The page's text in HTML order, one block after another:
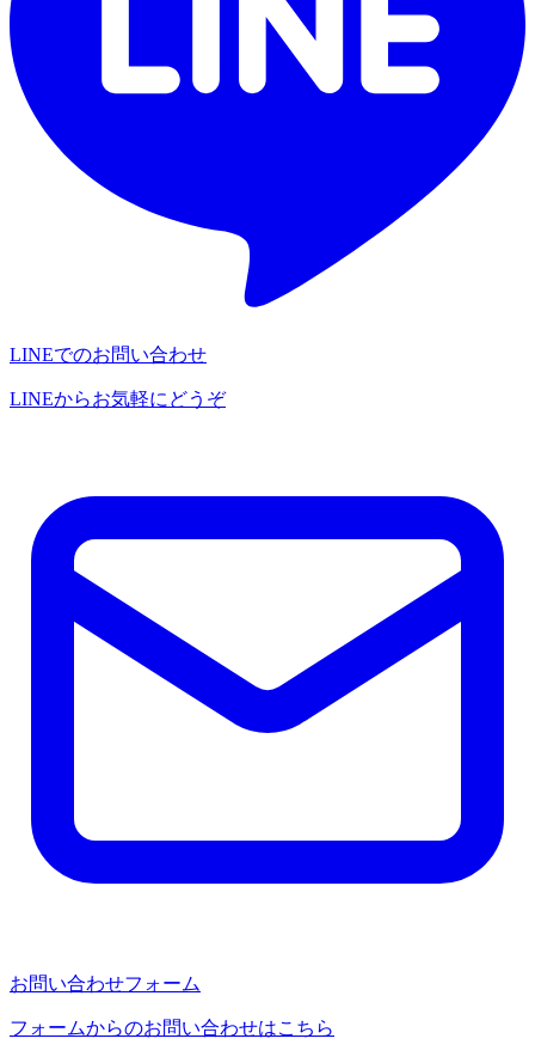
LINEでのお問い合わせ
LINEからお気軽にどうぞ
お問い合わせフォーム
フォームからのお問い合わせはこちら